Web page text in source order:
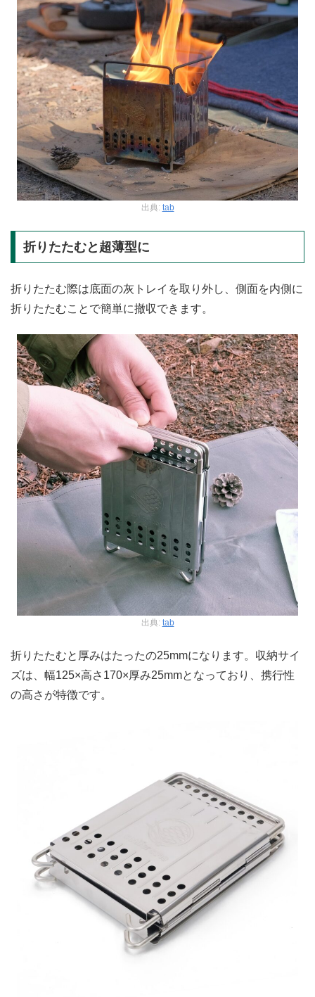
出典: tab
折りたたむと超薄型に
折りたたむ際は底面の灰トレイを取り外し、側面を内側に
折りたたむことで簡単に撤収できます。
出典: tab
折りたたむと厚みはたったの25mmになります。収納サイ
ズは、幅125×高さ170×厚み25mmとなっており、携行性
の高さが特徴です。